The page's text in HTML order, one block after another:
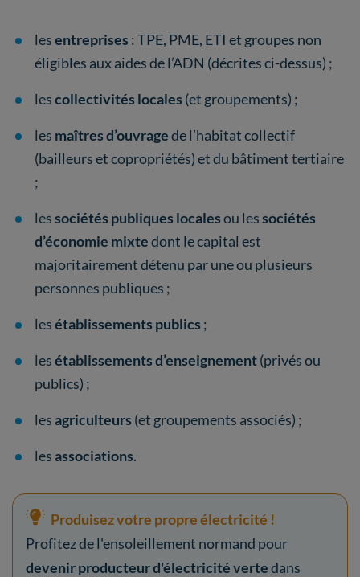
lesentreprises : TPE, PME, ETI et groupes non
éligibles aux aides de l’ADN (décrites ci-dessus) ;
lescollectivités locales (et groupements) ;
les maîtres d’ouvragede l’habitat collectif
(bailleurs et copropriétés) et du bâtiment tertiaire
;
lessociétés publiques localesou lessociétés
d’économie mixtedont le capital est
majoritairement détenu par une ou plusieurs
personnes publiques ;
lesétablissements publics ;
lesétablissements d’enseignement(privés ou
publics) ;
lesagriculteurs (et groupements associés) ;
lesassociations.
Produisez votre propre électricité !
Profitez de l'ensoleillement normand pour
devenir producteur d'électricité vertedans